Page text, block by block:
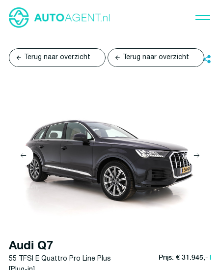
Terug naar overzicht Terug naar overzicht
Audi Q7
55 TFSI E Quattro Pro Line Plus
Prijs: € 31.945,-l